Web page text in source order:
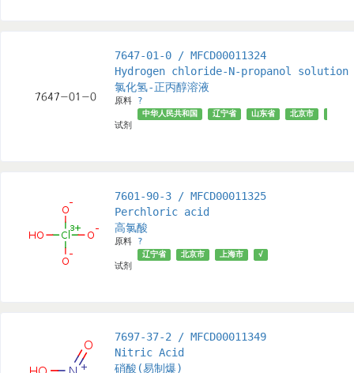
7647-01-0 / MFCD00011324
Hydrogen chloride-N-propanol solution
氯化氢-正丙醇溶液
原料 ?
试剂
中华人民共和国 辽宁省 山东省 北京市
7601-90-3 / MFCD00011325
Perchloric acid
高氯酸
原料 ?
试剂
辽宁省 北京市 上海市 √
7697-37-2 / MFCD00011349
Nitric Acid
硝酸(易制爆)